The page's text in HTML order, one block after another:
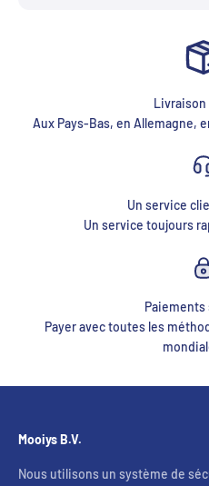
Aux Pays-Bas, en Allemagne,
Un service
Un service toujours
Payer avec toutes les
Mooiys B.V.
Nous utilisons un système de